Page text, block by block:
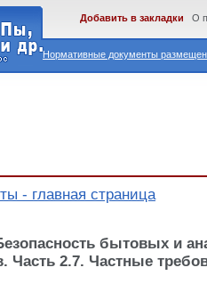
Нормативные документы
Добавить в закладки О
- главная страница
бытовых и
Часть 2.7. Частные